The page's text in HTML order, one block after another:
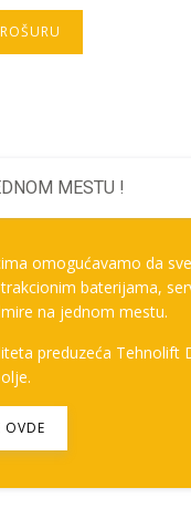
MESTU !
omogućavamo da
baterijama,
na jednom mestu.
preduzeća Tehnolift
OVDE